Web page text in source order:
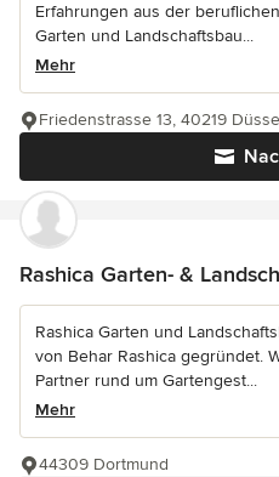
Erfahrungen aus der
Garten und Landschaftsbau...
Mehr
Friedenstrasse 13, 40219
Rashica Garten- &
Rashica Garten und
von Behar Rashica gegründet.
Partner rund um Gartengest...
Mehr
44309 Dortmund